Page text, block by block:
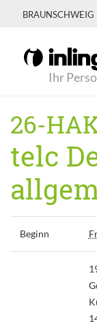
BRAUNSCHWEIG
Ihr
26-
telc
Beginn